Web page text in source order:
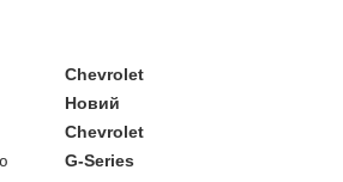
Chevrolet
Новий
Chevrolet
G-Series